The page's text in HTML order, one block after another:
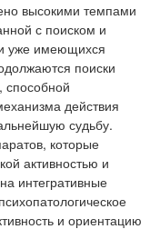
высокими темпами
с поиском и
уже имеющихся
поиски
способной
действия
судьбу.
которые
активностью и
интегративные
и ориентацию